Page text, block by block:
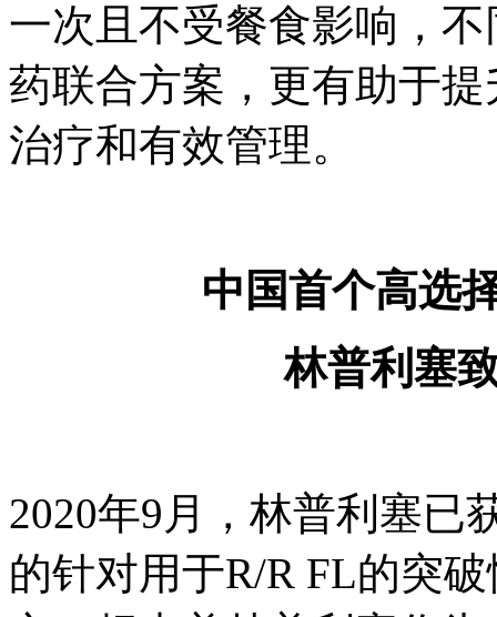
一次且不受餐食影响，
药联合方案，更有助于
治疗和有效管理。
中国首个高选
林普利塞
2020年9月，林普利塞已
的针对用于R/R FL的突